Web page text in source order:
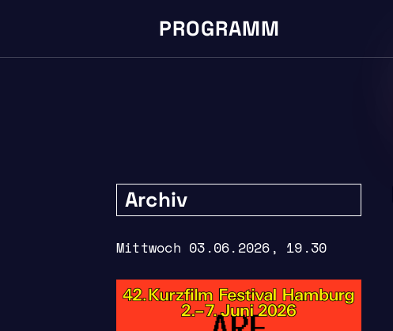
PROGRAMM
Archiv
Mittwoch 03.06.2026, 19.30